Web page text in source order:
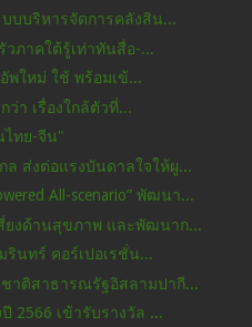
บบบริหารจัดการคลังสิน...
ภาคใต้รู้เท่าทันสื่อ-...
พใหม่ ใช้ พร้อมเข้...
ว่า เรื่องใกล้ตัวที่...
ไทย-จีน"
ส่งต่อแรงบันดาลใจให้ผู...
All-scenario” พัฒนา...
สี่ยงด้านสุขภาพ และพัฒนาก...
รินทร์ คอร์เปอเรชั่น...
าติสาธารณรัฐอิสลามปากี...
2566 เข้ารับรางวัล ...